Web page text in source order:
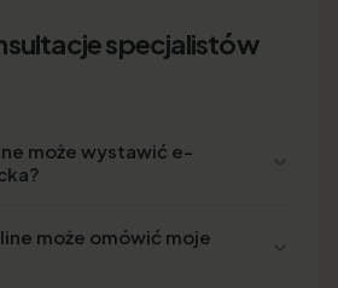
specjalistów
może wystawić e-
może omówić moje